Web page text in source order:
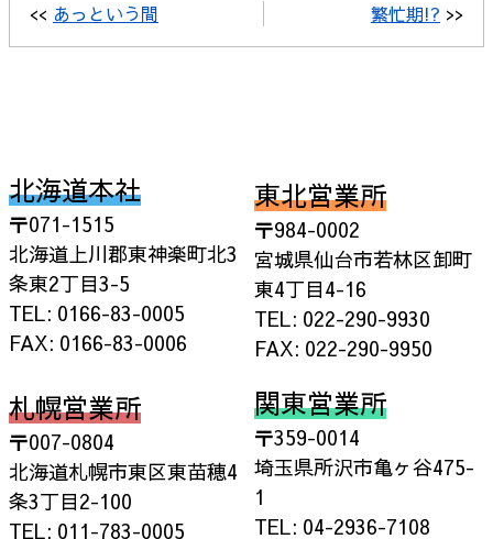
<< あっという間 繁忙期!? >>
北海道本社
〒071-1515
北海道上川郡東神楽町北3
条東2丁目3-5
TEL: 0166-83-0005
FAX: 0166-83-0006
札幌営業所
〒007-0804
北海道札幌市東区東苗穂4
条3丁目2-100
TEL: 011-783-0005
東北営業所
〒984-0002
宮城県仙台市若林区卸町
東4丁目4-16
TEL: 022-290-9930
FAX: 022-290-9950
関東営業所
〒359-0014
埼玉県所沢市亀ヶ谷475-
1
TEL: 04-2936-7108